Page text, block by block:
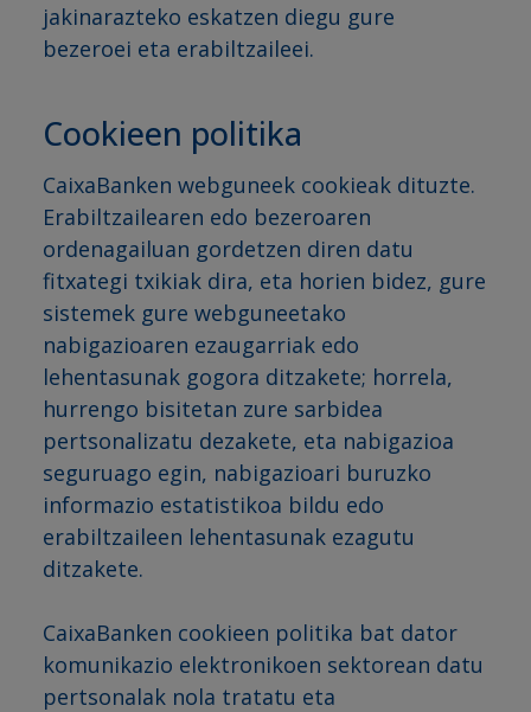
jakinarazteko eskatzen diegu gure
bezeroei eta erabiltzaileei.
Cookieen politika
CaixaBanken webguneek cookieak dituzte.
Erabiltzailearen edo bezeroaren
ordenagailuan gordetzen diren datu
fitxategi txikiak dira, eta horien bidez, gure
sistemek gure webguneetako
nabigazioaren ezaugarriak edo
lehentasunak gogora ditzakete; horrela,
hurrengo bisitetan zure sarbidea
pertsonalizatu dezakete, eta nabigazioa
seguruago egin, nabigazioari buruzko
informazio estatistikoa bildu edo
erabiltzaileen lehentasunak ezagutu
ditzakete.
CaixaBanken cookieen politika bat dator
komunikazio elektronikoen sektorean datu
pertsonalak nola tratatu eta